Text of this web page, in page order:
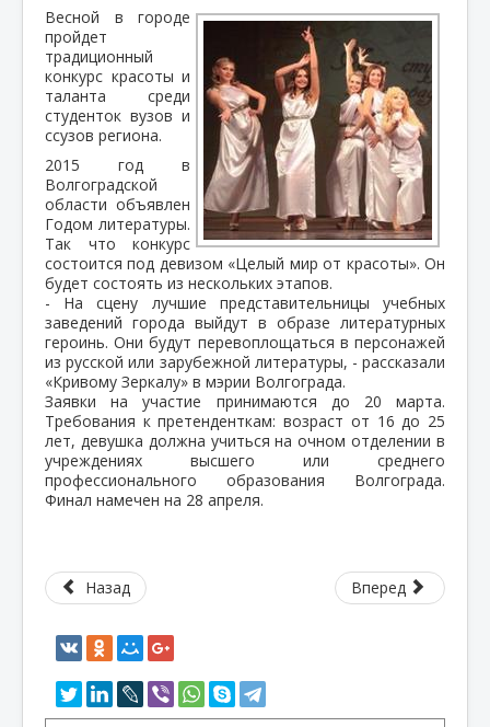
Весной в городе
пройдет
традиционный
конкурс красоты и
таланта среди
студенток вузов и
ссузов региона.
2015 год в
Волгоградской
области объявлен
Годом литературы.
Так что конкурс
состоится под девизом «Целый мир от красоты». Он
будет состоять из нескольких этапов.
- На сцену лучшие представительницы учебных
заведений города выйдут в образе литературных
героинь. Они будут перевоплощаться в персонажей
из русской или зарубежной литературы, - рассказали
«Кривому Зеркалу» в мэрии Волгограда.
Заявки на участие принимаются до 20 марта.
Требования к претенденткам: возраст от 16 до 25
лет, девушка должна учиться на очном отделении в
учреждениях высшего или среднего
профессионального образования Волгограда.
Финал намечен на 28 апреля.
Назад Вперед